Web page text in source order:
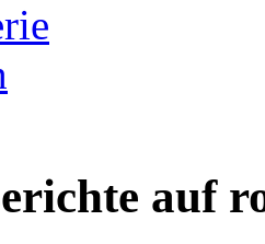
auf